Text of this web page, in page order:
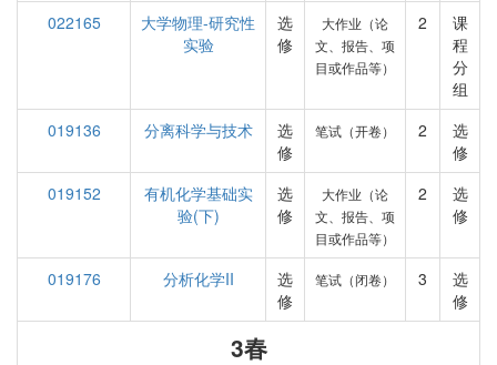
022165
大学物理-研究性
实验
选
修
大作业（论
文、报告、项
目或作品等）
2
课
程
分
组
019136
分离科学与技术
选
修
笔试（开卷） 2
选
修
019152
有机化学基础实
验(下)
选
修
大作业（论
文、报告、项
目或作品等）
2
选
修
019176 分析化学II
选
修
笔试（闭卷） 3
选
修
3春